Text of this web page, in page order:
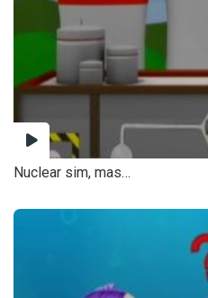
Nuclear sim, mas…